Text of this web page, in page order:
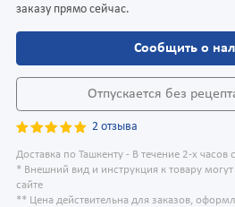
заказу прямо сейчас.
Сообщить о
Отпускается без
2 отзыва
Доставка по Ташкенту - В течение 2-х часов
* Внешний вид и инструкция к товару
сайте
** Цена действительна для заказов,